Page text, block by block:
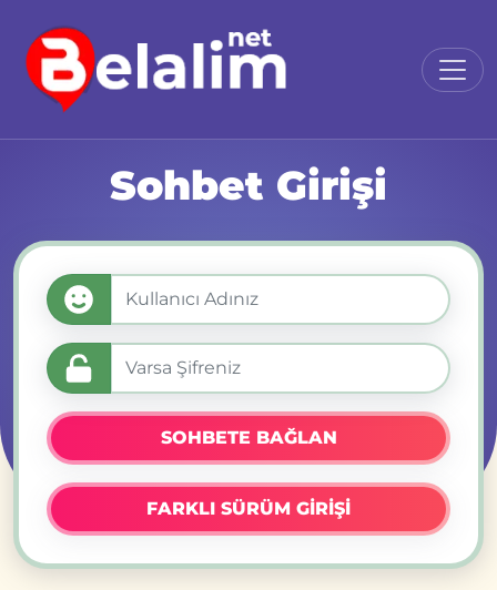
Sohbet Girişi
SOHBETE BAĞLAN
FARKLI SÜRÜM GİRİŞİ